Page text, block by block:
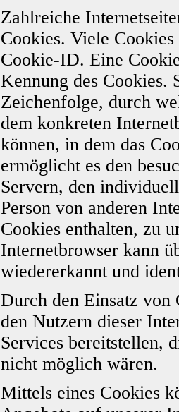
Zahlreiche
Cookies. Viele Cookies
Cookie-ID. Eine
Kennung des Cookies.
Zeichenfolge, durch
dem konkreten
können, in dem das
ermöglicht es den
Servern, den
Person von anderen
Cookies enthalten, zu
Internetbrowser kann
wiedererkannt und
Durch den Einsatz von
den Nutzern dieser
Services bereitstellen,
nicht möglich wären.
Mittels eines Cookies